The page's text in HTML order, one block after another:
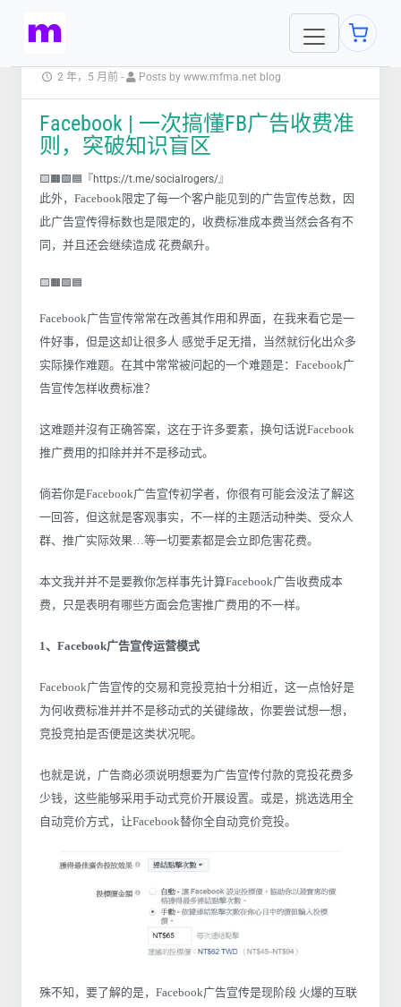
2 年，5 月前 - Posts by www.mfma.net blog
Facebook | 一次搞懂FB广告收费准
则，突破知识盲区
🟨🟧🟩🟦『https://t.me/socialrogers/』
此外，Facebook限定了每一个客户能见到的广告宣传总数，因
此广告宣传得标数也是限定的，收费标准成本费当然会各有不
同，并且还会继续造成 花费飙升。
🟨🟧🟩🟦
Facebook广告宣传常常在改善其作用和界面，在我来看它是一
件好事，但是这却让很多人 感觉手足无措，当然就衍化出众多
实际操作难题。在其中常常被问起的一个难题是：Facebook广
告宣传怎样收费标准？
这难题并沒有正确答案，这在于许多要素，换句话说Facebook
推广费用的扣除并并不是移动式。
倘若你是Facebook广告宣传初学者，你很有可能会没法了解这
一回答，但这就是客观事实，不一样的主题活动种类、受众人
群、推广实际效果…等一切要素都是会立即危害花费。
本文我并并不是要教你怎样事先计算Facebook广告收费成本
费，只是表明有哪些方面会危害推广费用的不一样。
1、Facebook广告宣传运营模式
Facebook广告宣传的交易和竞投竞拍十分相近，这一点恰好是
为何收费标准并并不是移动式的关键缘故，你要尝试想一想，
竞投竞拍是否便是这类状况呢。
也就是说，广告商必须说明想要为广告宣传付款的竞投花费多
少钱，这些能够采用手动式竞价开展设置。或是，挑选选用全
自动竞价方式，让Facebook替你全自动竞价竞投。
殊不知，要了解的是，Facebook广告宣传是现阶段 火爆的互联